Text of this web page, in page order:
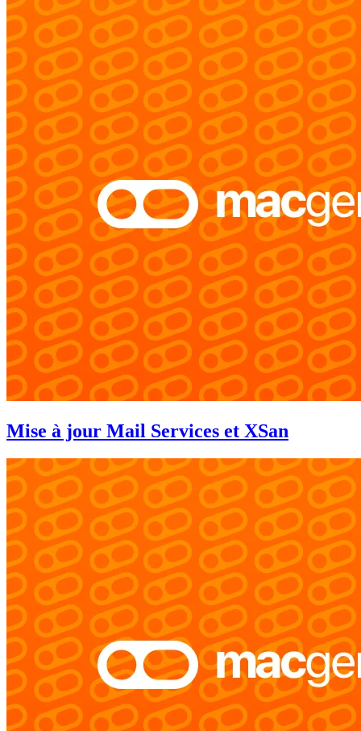
Mise à jour Mail Services et XSan